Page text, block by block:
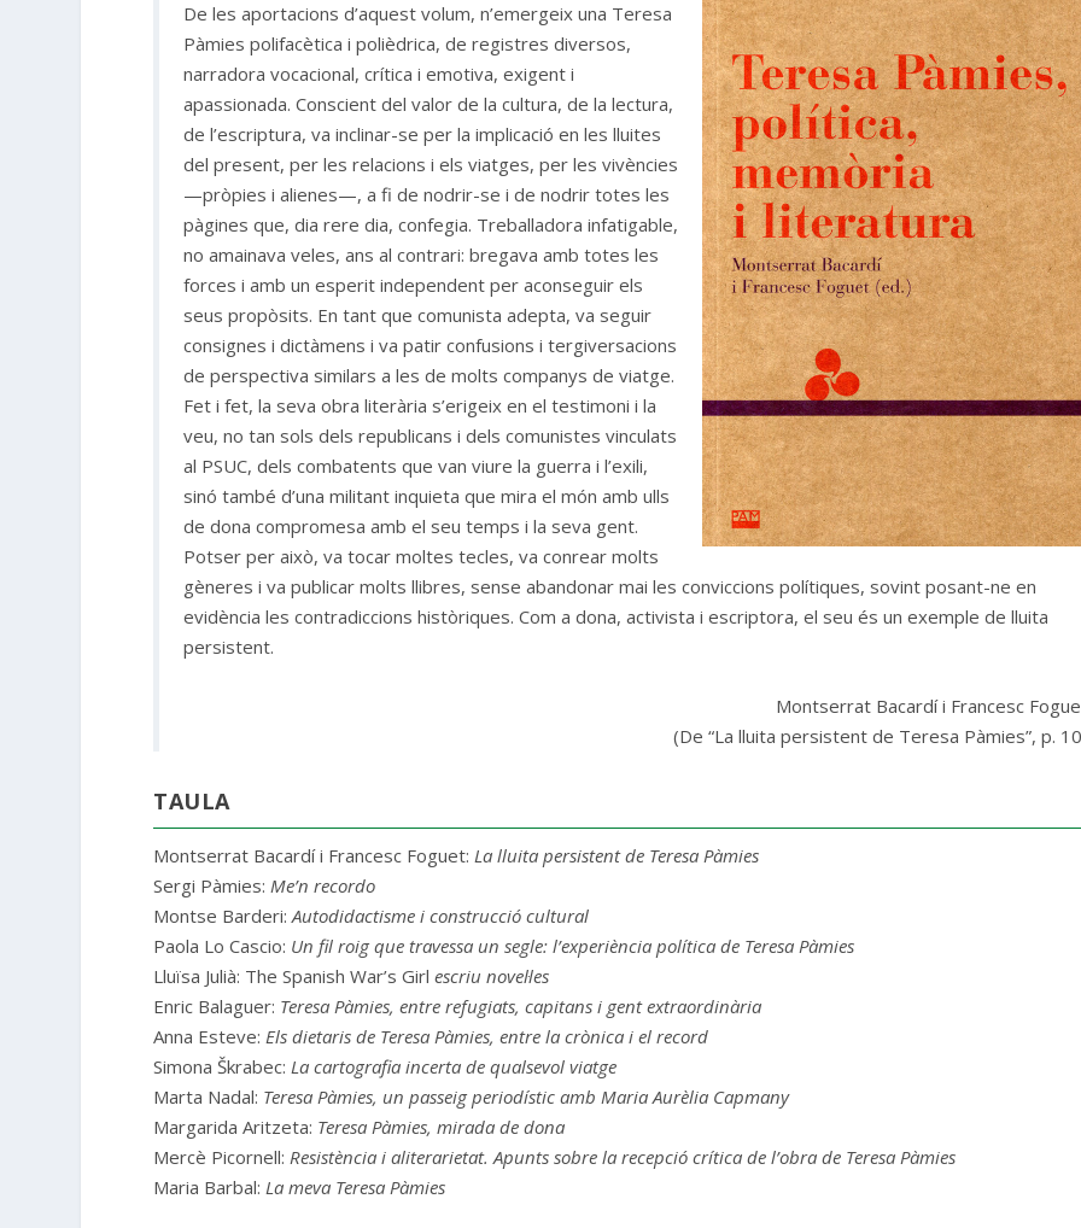
De les aportacions d’aquest volum, n’emergeix una Teresa
Pàmies polifacètica i polièdrica, de registres diversos,
narradora vocacional, crítica i emotiva, exigent i
apassionada. Conscient del valor de la cultura, de la lectura,
de l’escriptura, va inclinar-se per la implicació en les lluites
del present, per les relacions i els viatges, per les vivències
—pròpies i alienes—, a fi de nodrir-se i de nodrir totes les
pàgines que, dia rere dia, confegia. Treballadora infatigable,
no amainava veles, ans al contrari: bregava amb totes les
forces i amb un esperit independent per aconseguir els
seus propòsits. En tant que comunista adepta, va seguir
consignes i dictàmens i va patir confusions i tergiversacions
de perspectiva similars a les de molts companys de viatge.
Fet i fet, la seva obra literària s’erigeix en el testimoni i la
veu, no tan sols dels republicans i dels comunistes vinculats
al PSUC, dels combatents que van viure la guerra i l’exili,
sinó també d’una militant inquieta que mira el món amb ulls
de dona compromesa amb el seu temps i la seva gent.
Potser per això, va tocar moltes tecles, va conrear molts
gèneres i va publicar molts llibres, sense abandonar mai les conviccions polítiques, sovint posant-ne en
evidència les contradiccions històriques. Com a dona, activista i escriptora, el seu és un exemple de lluita
persistent.
Montserrat Bacardí i Francesc
(De “La lluita persistent de Teresa Pàmies”, p.
TAULA
Montserrat Bacardí i Francesc Foguet:La lluita persistent de Teresa Pàmies
Sergi Pàmies:Me’n recordo
Montse Barderi:Autodidactisme i construcció cultural
Paola Lo Cascio: Un fil roig que travessa un segle: l’experiència política de Teresa Pàmies
Lluïsa Julià: The Spanish War’s Girlescriu novel·les
Enric Balaguer: Teresa Pàmies, entre refugiats, capitans i gent extraordinària
Anna Esteve:Els dietaris de Teresa Pàmies, entre la crònica i el record
Simona Škrabec:La cartografia incerta de qualsevol viatge
Marta Nadal: Teresa Pàmies, un passeig periodístic amb Maria Aurèlia Capmany
Margarida Aritzeta: Teresa Pàmies, mirada de dona
Mercè Picornell:Resistència i aliterarietat. Apunts sobre la recepció crítica de l’obra de Teresa Pàmies
Maria Barbal:La meva Teresa Pàmies